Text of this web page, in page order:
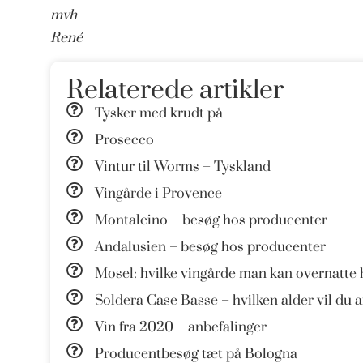
mvh
René
Relaterede artikler
Tysker med krudt på
Prosecco
Vintur til Worms – Tyskland
Vingårde i Provence
Montalcino – besøg hos producenter
Andalusien – besøg hos producenter
Mosel: hvilke vingårde man kan overnatte
Soldera Case Basse – hvilken alder vil du
Vin fra 2020 – anbefalinger
Producentbesøg tæt på Bologna